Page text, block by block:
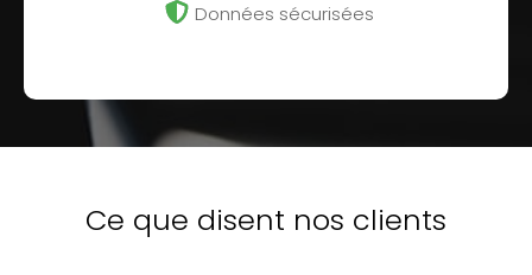
Données sécurisées
Ce que disent nos clients